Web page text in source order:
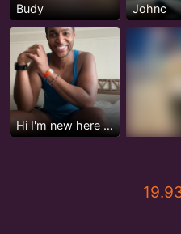
Budy Johnc
Hi I'm new here but not really...